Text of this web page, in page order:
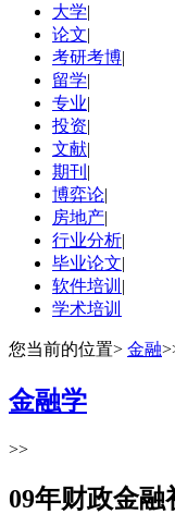
大学|
论文|
考研考博|
留学|
专业|
投资|
文献|
期刊 |
博弈论|
房地产|
行业分析|
毕业论文|
软件培训 |
学术培训
您当前的位置> 金融
金融学
>>
09年财政金融